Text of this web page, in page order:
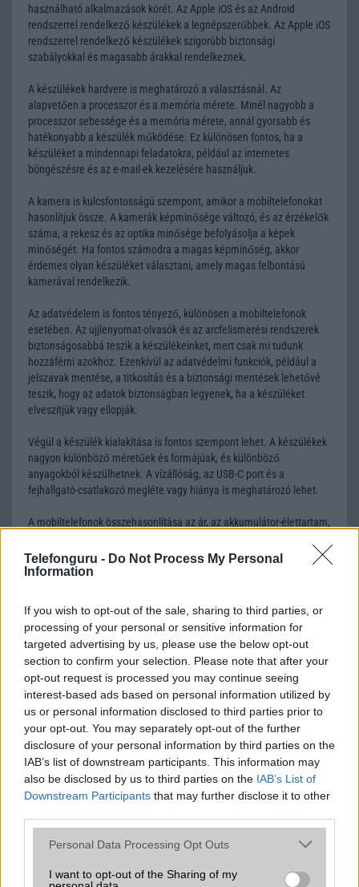
Telefonguru - Do Not Process My Personal
Information
If you wish to opt-out of the sale, sharing to third parties, or
processing of your personal or sensitive information for
targeted advertising by us, please use the below opt-out
section to confirm your selection. Please note that after your
opt-out request is processed you may continue seeing
interest-based ads based on personal information utilized by
us or personal information disclosed to third parties prior to
your opt-out. You may separately opt-out of the further
disclosure of your personal information by third parties on the
IAB’s list of downstream participants. This information may
also be disclosed by us to third parties on the IAB’s List of
Downstream Participants that may further disclose it to other
Please note that this website/app uses one or more Google
not limited to your visit or usage behaviour. You may click to
Personal Data Processing Opt Outs
I want to opt-out of the Sharing of my
használható alkalmazások körét. Az Apple iOS és az Android
rendszerrel rendelkező készülékek a legnépszerűbbek. Az Apple iOS
rendszerrel rendelkező készülékek szigorúbb biztonsági
szabályokkal és magasabb árakkal rendelkeznek.
A készülékek hardvere is meghatározó a választásnál. Az
alapvetően a processzor és a memória mérete. Minél nagyobb a
processzor sebessége és a memória mérete, annál gyorsabb és
hatékonyabb a készülék működése. Ez különösen fontos, ha a
készüléket a mindennapi feladatokra, például az internetes
böngészésre és az e-mail-ek kezelésére használjuk.
A kamera is kulcsfontosságú szempont, amikor a mobiltelefonokat
hasonlítjuk össze. A kamerák képminősége változó, és az érzékelők
száma, a rekesz és az optika minősége befolyásolja a képek
minőségét. Ha fontos számodra a magas képminőség, akkor
érdemes olyan készüléket választani, amely magas felbontású
kamerával rendelkezik.
Az adatvédelem is fontos tényező, különösen a mobiltelefonok
esetében. Az ujjlenyomat-olvasók és az arcfelismerési rendszerek
biztonságosabbá teszik a készülékeinket, mert csak mi tudunk
hozzáférni azokhoz. Ezenkívül az adatvédelmi funkciók, például a
jelszavak mentése, a titkosítás és a biztonsági mentések lehetővé
teszik, hogy az adatok biztonságban legyenek, ha a készüléket
elveszítjük vagy ellopják.
Végül a készülék kialakítása is fontos szempont lehet. A készülékek
nagyon különböző méretűek és formájúak, és különböző
anyagokból készülhetnek. A vízállóság, az USB-C port és a
fejhallgató-csatlakozó megléte vagy hiánya is meghatározó lehet.
A mobiltelefonok összehasonlítása az ár, az akkumulátor-élettartam,
kialakítás szempontjából döntő fontosságú lehet. Ezek a
szempontok kritikusak ahhoz, hogy megtaláljuk azokat a
Végül azt is fontos tudni, hogy a mobiltelefonok összehasonlítása
során minden felhasználó egyéni preferenciákkal rendelkezik, így a
választásuk eltérhet. Azonban azok, akik számára fontos a nagyobb
kijelző, hosszabb üzemidő, hatékony
MOBILTELEFON MÁRKÁK
Apple
Huawei